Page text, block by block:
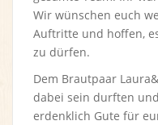
Wir wünschen euch
Auftritte und hoffen,
zu dürfen.
Dem Brautpaar
dabei sein durften
erdenklich Gute für